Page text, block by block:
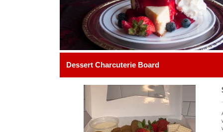
Dessert Charcuterie Board